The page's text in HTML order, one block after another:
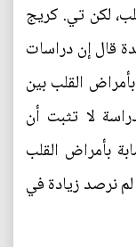
لكن تي. كريج
قال إن دراسات
القلب بين
لا تثبت أن
بأمراض القلب
لم نرصد زيادة في